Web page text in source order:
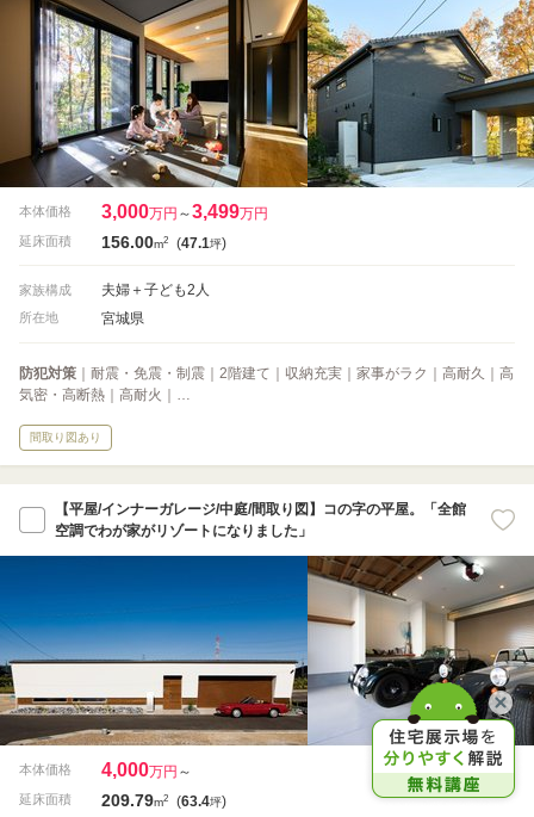
本体価格 3,000万円 ～3,499万円
延床面積 156.00m2 (47.1坪)
家族構成 夫婦＋子ども2人
所在地 宮城県
防犯対策 ｜耐震・免震・制震｜2階建て｜収納充実｜家事がラク｜高耐久｜高
気密・高断熱｜高耐火｜…
間取り図あり
【平屋/インナーガレージ/中庭/間取り図】コの字の平屋。「全館
空調でわが家がリゾートになりました」
本体価格 4,000万円 ～
延床面積 209.79m2 (63.4坪)